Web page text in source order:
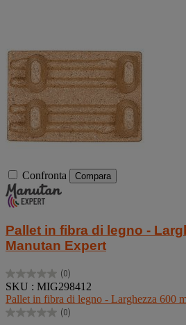
Confronta Compara
Pallet in fibra di legno -
Manutan Expert
(0)
0.0
su
5
stelle.
SKU : MIG298412
Pallet in fibra di legno - Larghezza 600
(0)
0.0